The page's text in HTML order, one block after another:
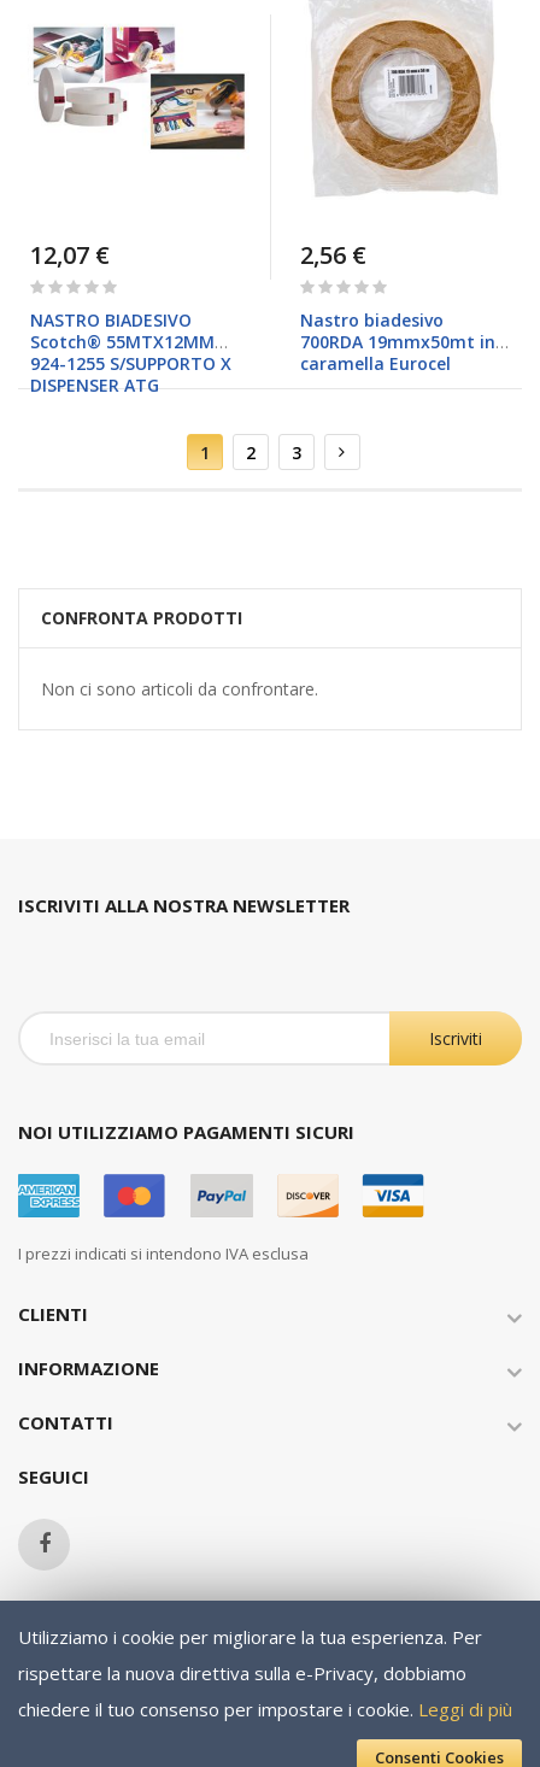
Utilizziamo i cookie per migliorare la tua esperienza. Per
rispettare la nuova direttiva sulla e-Privacy, dobbiamo
chiedere il tuo consenso per impostare i cookie. Leggi di più
Consenti Cookies
12,07 €
Rating:
NASTRO BIADESIVO
Scotch® 55MTX12MM
924-1255 S/SUPPORTO X
DISPENSER ATG
2,56 €
Rating:
Nastro biadesivo
700RDA 19mmx50mt in
caramella Eurocel
Pagina
Attualmente
stai
leggendo
1 Pagina
2 Pagina
3 Pagina
Successivo
CONFRONTA PRODOTTI
Non ci sono articoli da confrontare.
ISCRIVITI ALLA NOSTRA NEWSLETTER
Iscriviti
NOI UTILIZZIAMO PAGAMENTI SICURI
I prezzi indicati si intendono IVA esclusa
CLIENTI
INFORMAZIONE
CONTATTI
SEGUICI